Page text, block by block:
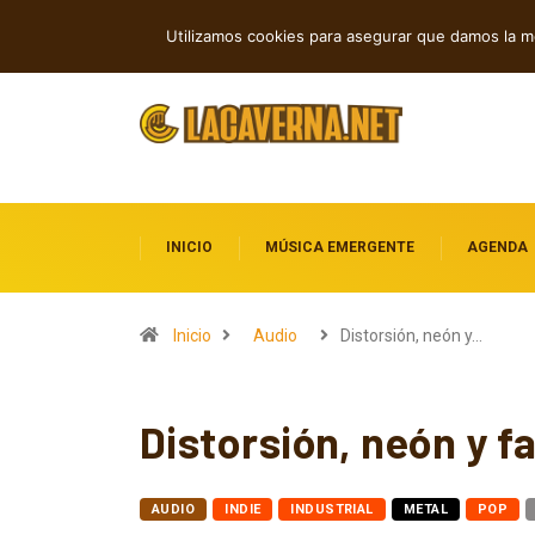
INICIO MÚSICA EMERGENTE AGENDA
Inicio Audio Distorsión, neón y…
Distorsión, neón y
AUDIO INDIE INDUSTRIAL METAL POP
Utilizamos cookies para asegurar que damos la